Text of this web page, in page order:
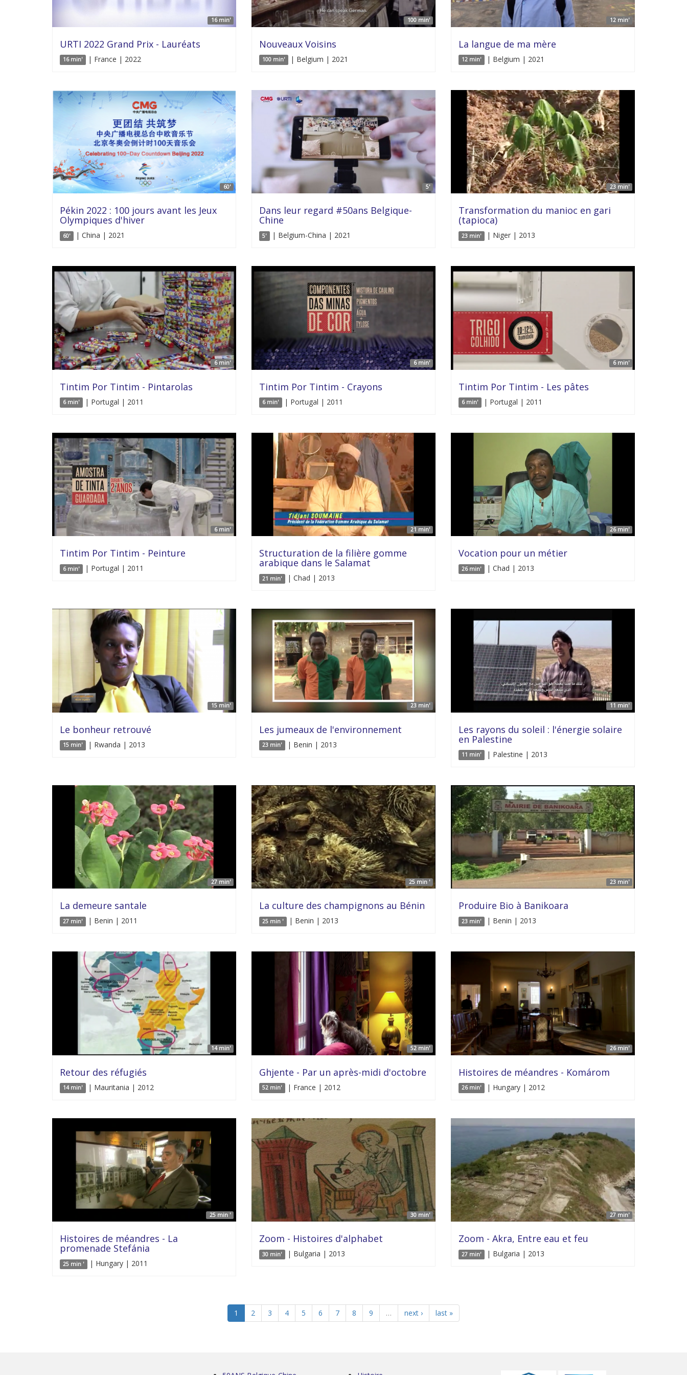
16 min'
URTI 2022 Grand Prix - Lauréats
16 min' | France | 2022
100 min'
Nouveaux Voisins
100 min' | Belgium | 2021
12 min'
La langue de ma mère
12 min' | Belgium | 2021
60'
Pékin 2022 : 100 jours avant les Jeux
Olympiques d'hiver
60' | China | 2021
5'
Dans leur regard #50ans Belgique-
Chine
5' | Belgium-China | 2021
23 min'
Transformation du manioc en gari
(tapioca)
23 min' | Niger | 2013
6 min'
Tintim Por Tintim - Pintarolas
6 min' | Portugal | 2011
6 min'
Tintim Por Tintim - Crayons
6 min' | Portugal | 2011
6 min'
Tintim Por Tintim - Les pâtes
6 min' | Portugal | 2011
6 min'
Tintim Por Tintim - Peinture
6 min' | Portugal | 2011
21 min'
Structuration de la filière gomme
arabique dans le Salamat
21 min' | Chad | 2013
26 min'
Vocation pour un métier
26 min' | Chad | 2013
15 min'
Le bonheur retrouvé
15 min' | Rwanda | 2013
23 min'
Les jumeaux de l'environnement
23 min' | Benin | 2013
11 min'
Les rayons du soleil : l'énergie solaire
en Palestine
11 min' | Palestine | 2013
27 min'
La demeure santale
27 min' | Benin | 2011
25 min '
La culture des champignons au Bénin
25 min ' | Benin | 2013
23 min'
Produire Bio à Banikoara
23 min' | Benin | 2013
14 min'
Retour des réfugiés
14 min' | Mauritania | 2012
52 min'
Ghjente - Par un après-midi d'octobre
52 min' | France | 2012
26 min'
Histoires de méandres - Komárom
26 min' | Hungary | 2012
25 min '
Histoires de méandres - La
promenade Stefánia
25 min ' | Hungary | 2011
30 min'
Zoom - Histoires d'alphabet
30 min' | Bulgaria | 2013
27 min'
Zoom - Akra, Entre eau et feu
27 min' | Bulgaria | 2013
1 2 3 4 5 6 7 8 9 … next › last »